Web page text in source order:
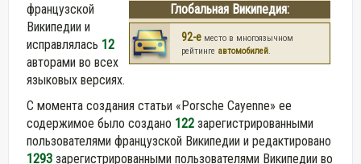
Глобальная Википедия:
92-е место в многоязычном
рейтинге автомобилей.
французской
Википедии и
исправлялась 12
авторами во всех
языковых версиях.
С момента создания статьи «Porsche Cayenne» ее
содержимое было создано 122 зарегистрированными
пользователями французской Википедии и редактировано
1293 зарегистрированными пользователями Википедии во